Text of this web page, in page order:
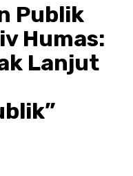
Publik
Humas:
Lanjut